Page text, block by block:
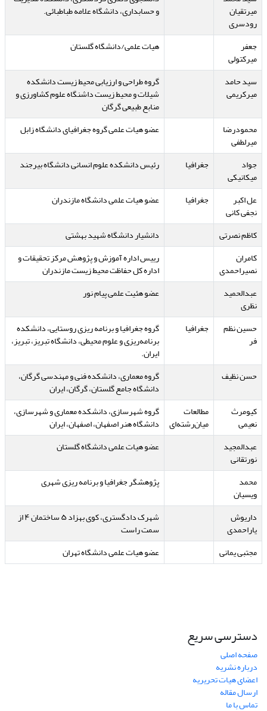
میرتقیان
رودسری
و حسابداری، دانشگاه علامه طباطبائی.
جعفر
میرکتولی
هیات علمی/دانشگاه گلستان
سید حامد
میرکریمی
گروه طراحی و ارزیابی محیط زیست دانشکده
شیلات و محیط زیست داشنگاه علوم کشاورزی و
منابع طبیعی گرگان
محمودرضا
میرلطفی
عضو هیات علمی گروه جغرافیای دانشگاه زابل
جواد
میکانیکی
جغرافیا رئیس دانشکده علوم انسانی دانشگاه بیرجند
عل اکبر
نجفی کانی
جغرافیا عضو هیات علمی دانشگاه مازندران
کاظم نصرتی
دانشیار دانشگاه شهید بهشتی
کامران
نصیراحمدی
رییس اداره آموزش و پژوهش مرکز تحقیقات و
اداره کل حفاظت محیط زیست مازندران
عبدالحمید
نظری
عضو هئیت علمی پیام نور
حسین نظم
فر
جغرافیا گروه جغرافیا و برنامه ریزی روستایی، دانشکده
برنامه‌ریزی و علوم محیطی، دانشگاه تبریز، تبریز،
ایران.
حسن نظیف
گروه معماری، دانشکده فنی و مهندسی گرگان،
دانشگاه جامع گلستان، گرگان، ایران
کیومرث
نعیمی
مطالعات
میان‌رشته‌ای
گروه شهرسازی، دانشکده معماری و شهرسازی،
دانشگاه هنر اصفهان، اصفهان، ایران
عبدالمجید
نورتقانی
عضو هیات علمی دانشگاه گلستان
محمد
ویسیان
پژوهشگر جغرافیا و برنامه ریزی شهری
داریوش
یاراحمدی
شهرک دادگستری، کوی بهزاد ۵ ساختمان ۴ از
سمت راست
مجتبی یمانی
عضو هیات علمی دانشگاه تهران
دسترسی سریع
صفحه اصلی
درباره نشریه
اعضای هیات تحریریه
ارسال مقاله
تماس با ما